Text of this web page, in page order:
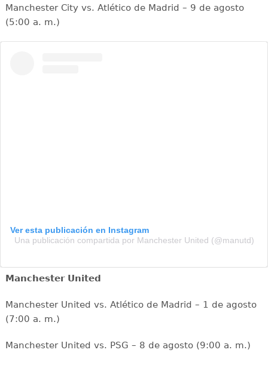
Manchester City vs. Atlético de Madrid – 9 de agosto
(5:00 a. m.)
Ver esta publicación en Instagram
Una publicación compartida por Manchester United (@manutd)
Manchester United
Manchester United vs. Atlético de Madrid – 1 de agosto
(7:00 a. m.)
Manchester United vs. PSG – 8 de agosto (9:00 a. m.)